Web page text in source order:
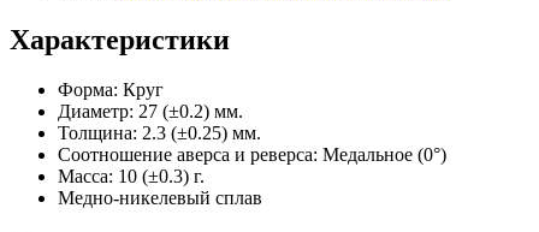
Характеристики
Форма: Круг
Диаметр: 27 (±0.2) мм.
Толщина: 2.3 (±0.25) мм.
Соотношение аверса и реверса: Медальное (0°)
Масса: 10 (±0.3) г.
Медно-никелевый сплав